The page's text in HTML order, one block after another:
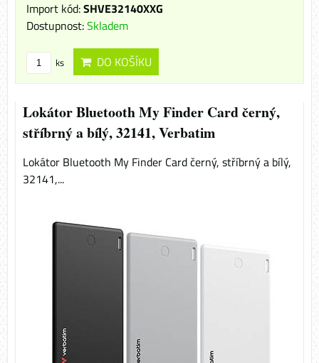
Import kód:SHVE32140XXG
Dostupnost:Skladem
ks DO KOŠÍKU
Lokátor Bluetooth My Finder Card černý,
stříbrný a bílý, 32141, Verbatim
Lokátor Bluetooth My Finder Card černý, stříbrný a bílý,
32141,...